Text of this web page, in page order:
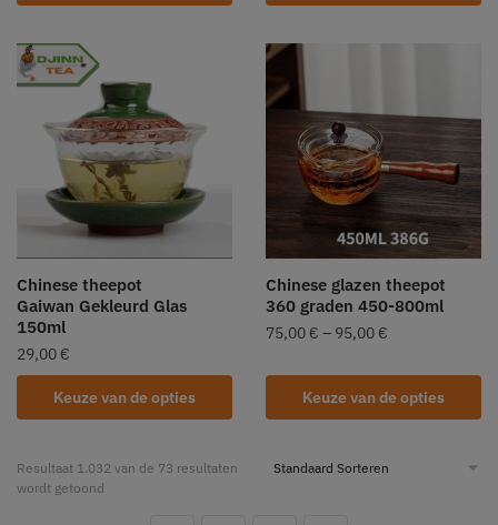
Chinese theepot
Gaiwan Gekleurd Glas
150ml
29,00 €
Keuze van de opties
Chinese glazen theepot
360 graden 450-800ml
75,00 € – 95,00 €
Keuze van de opties
Resultaat 1.032 van de 73 resultaten
wordt getoond